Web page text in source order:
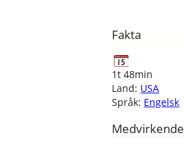
Fakta
1t 48min
Land: USA
Språk: Engelsk
Medvirkende